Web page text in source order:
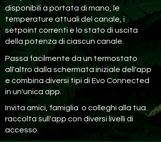
disponibili a portata di mano, le
temperature attuali del canale, i
setpoint correnti e lo stato di uscita
della potenza di ciascun canale.
Passa facilmente da un termostato
all'altro dalla schermata iniziale dell'app
e combina diversi tipi di Evo Connected
in un'unica app.
Invita amici, famiglia o colleghi alla tua
raccolta sull'app con diversi livelli di
accesso.